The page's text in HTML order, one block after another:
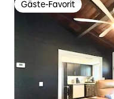
Gäste-Favorit
Gäste-Favorit